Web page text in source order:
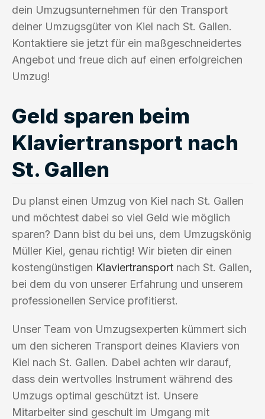
dein Umzugsunternehmen für den Transport
deiner Umzugsgüter von Kiel nach St. Gallen.
Kontaktiere sie jetzt für ein maßgeschneidertes
Angebot und freue dich auf einen erfolgreichen
Umzug!
Geld sparen beim
Klaviertransport nach
St. Gallen
Du planst einen Umzug von Kiel nach St. Gallen
und möchtest dabei so viel Geld wie möglich
sparen? Dann bist du bei uns, dem Umzugskönig
Müller Kiel, genau richtig! Wir bieten dir einen
kostengünstigen Klaviertransport nach St. Gallen,
bei dem du von unserer Erfahrung und unserem
professionellen Service profitierst.
Unser Team von Umzugsexperten kümmert sich
um den sicheren Transport deines Klaviers von
Kiel nach St. Gallen. Dabei achten wir darauf,
dass dein wertvolles Instrument während des
Umzugs optimal geschützt ist. Unsere
Mitarbeiter sind geschult im Umgang mit